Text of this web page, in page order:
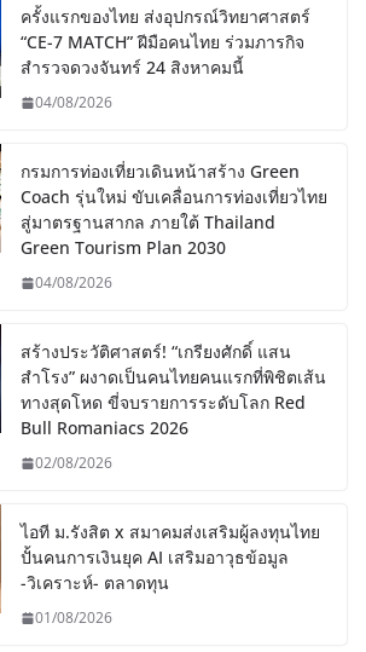
ครั้งแรกของไทย ส่งอุปกรณ์วิทยาศาสตร์
“CE-7 MATCH” ฝีมือคนไทย ร่วมภารกิจ
สำรวจดวงจันทร์ 24 สิงหาคมนี้
04/08/2026
กรมการท่องเที่ยวเดินหน้าสร้าง Green
Coach รุ่นใหม่ ขับเคลื่อนการท่องเที่ยวไทย
สู่มาตรฐานสากล ภายใต้ Thailand
Green Tourism Plan 2030
04/08/2026
สร้างประวัติศาสตร์! “เกรียงศักดิ์ แสน
สำโรง” ผงาดเป็นคนไทยคนแรกที่พิชิตเส้น
ทางสุดโหด ขี่จบรายการระดับโลก Red
Bull Romaniacs 2026
02/08/2026
ไอที ม.รังสิต x สมาคมส่งเสริมผู้ลงทุนไทย
ปั้นคนการเงินยุค AI เสริมอาวุธข้อมูล
-วิเคราะห์- ตลาดทุน
01/08/2026